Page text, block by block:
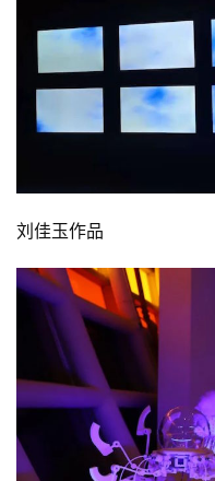
刘佳玉作品